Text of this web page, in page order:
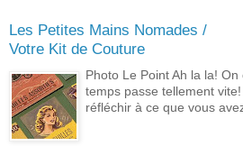
Les Petites Mains Nomades /
Votre Kit de Couture
Photo Le Point Ah la la!
temps passe tellement
réfléchir à ce que vous